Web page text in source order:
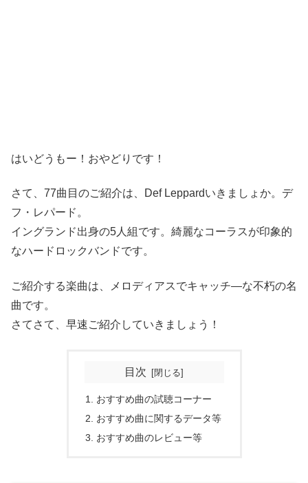
はいどうもー！おやどりです！
さて、77曲目のご紹介は、Def Leppardいきましょか。デ
フ・レパード。
イングランド出身の5人組です。綺麗なコーラスが印象的
なハードロックバンドです。
ご紹介する楽曲は、メロディアスでキャッチ―な不朽の名
曲です。
さてさて、早速ご紹介していきましょう！
目次
おすすめ曲の試聴コーナー
おすすめ曲に関するデータ等
おすすめ曲のレビュー等